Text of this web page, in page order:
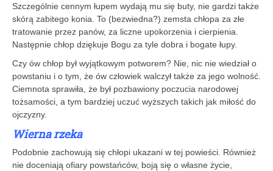
Szczególnie cennym łupem wydają mu się buty, nie gardzi także
skórą zabitego konia. To (bezwiedna?) zemsta chłopa za złe
tratowanie przez panów, za liczne upokorzenia i cierpienia.
Następnie chłop dziękuje Bogu za tyle dobra i bogate łupy.
Czy ów chłop był wyjątkowym potworem? Nie, nic nie wiedział o
powstaniu i o tym, że ów człowiek walczył także za jego wolność.
Ciemnota sprawiła, że był pozbawiony poczucia narodowej
tożsamości, a tym bardziej uczuć wyższych takich jak miłość do
ojczyzny.
Wierna rzeka
Podobnie zachowują się chłopi ukazani w tej powieści. Również
nie doceniają ofiary powstańców, boją się o własne życie,